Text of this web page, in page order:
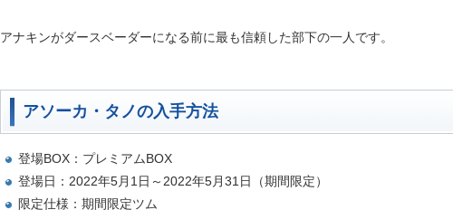
アナキンがダースベーダーになる前に最も信頼した部下の一人です。
アソーカ・タノの入手方法
登場BOX：プレミアムBOX
登場日：2022年5月1日～2022年5月31日（期間限定）
限定仕様：期間限定ツム